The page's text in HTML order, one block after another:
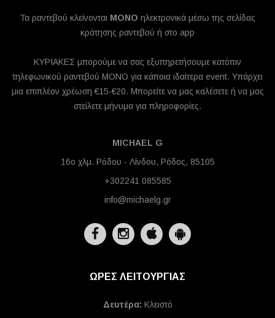
Τα ραντεβού κλείνονται MONO ηλεκτρονικά μέσω της σελίδας
κράτησης ραντεβού ή στο app
ΚΥΡΙΑΚΕΣ μπορούμε να σας εξυπηρετήσουμε κατόπιν
τηλεφωνικού ραντεβού ΜΟΝΟ για κάποια ιδαίτερα event. Υπάρχει
μια επιπλέον χρέωση €15-€20. Μπορείτε να μας καλέσετε ή να μας
στείλετε μήνυμα για πληροφορίες.
MICHAEL G
16ο χλμ. Ρόδου - Λίνδου, Ρόδος, 85105
+302241 085585
info@michaelg.gr
ΩΡΕΣ ΛΕΙΤΟΥΡΓΙΑΣ
Δευτέρα: Κλειστό